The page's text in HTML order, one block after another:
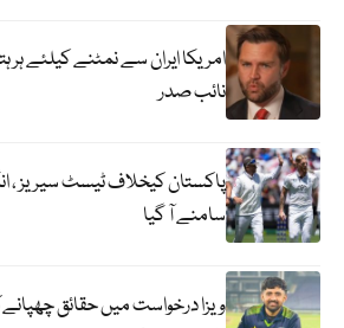
امریکا ایران سے نمٹنے کیلئے ہر
نائب صدر
سامنے آ گیا
ویزا درخواست میں حقائق